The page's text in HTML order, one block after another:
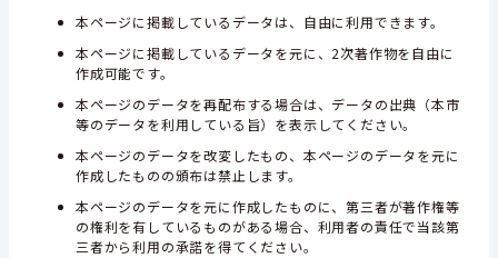
本ページに掲載しているデータは、自由に利用できます。
本ページに掲載しているデータを元に、2次著作物を自由に
作成可能です。
本ページのデータを再配布する場合は、データの出典（本市
等のデータを利用している旨）を表示してください。
本ページのデータを改変したもの、本ページのデータを元に
作成したものの頒布は禁止します。
本ページのデータを元に作成したものに、第三者が著作権等
の権利を有しているものがある場合、利用者の責任で当該第
三者から利用の承諾を得てください。